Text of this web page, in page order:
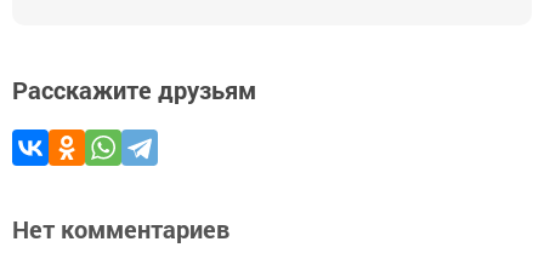
Расскажите друзьям
Нет комментариев